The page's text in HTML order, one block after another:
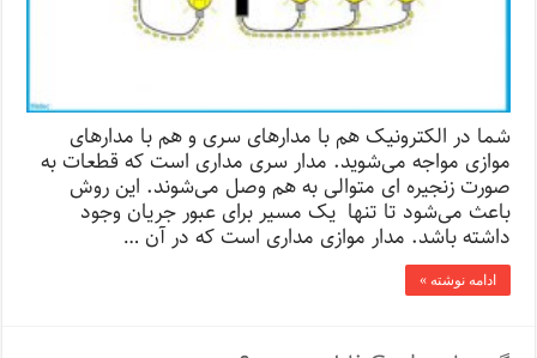
شما در الکترونیک هم با مدارهای سری و هم با مدارهای
موازی مواجه می‌شوید. مدار سری مداری است که قطعات به
صورت زنجیره ای متوالی به هم وصل می‌شوند. این روش
باعث می‌شود تا تنها یک مسیر برای عبور جریان وجود
داشته باشد. مدار موازی مداری است که در آن …
ادامه نوشته »